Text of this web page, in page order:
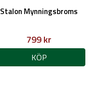
Stalon Mynningsbroms
799 kr
KÖP